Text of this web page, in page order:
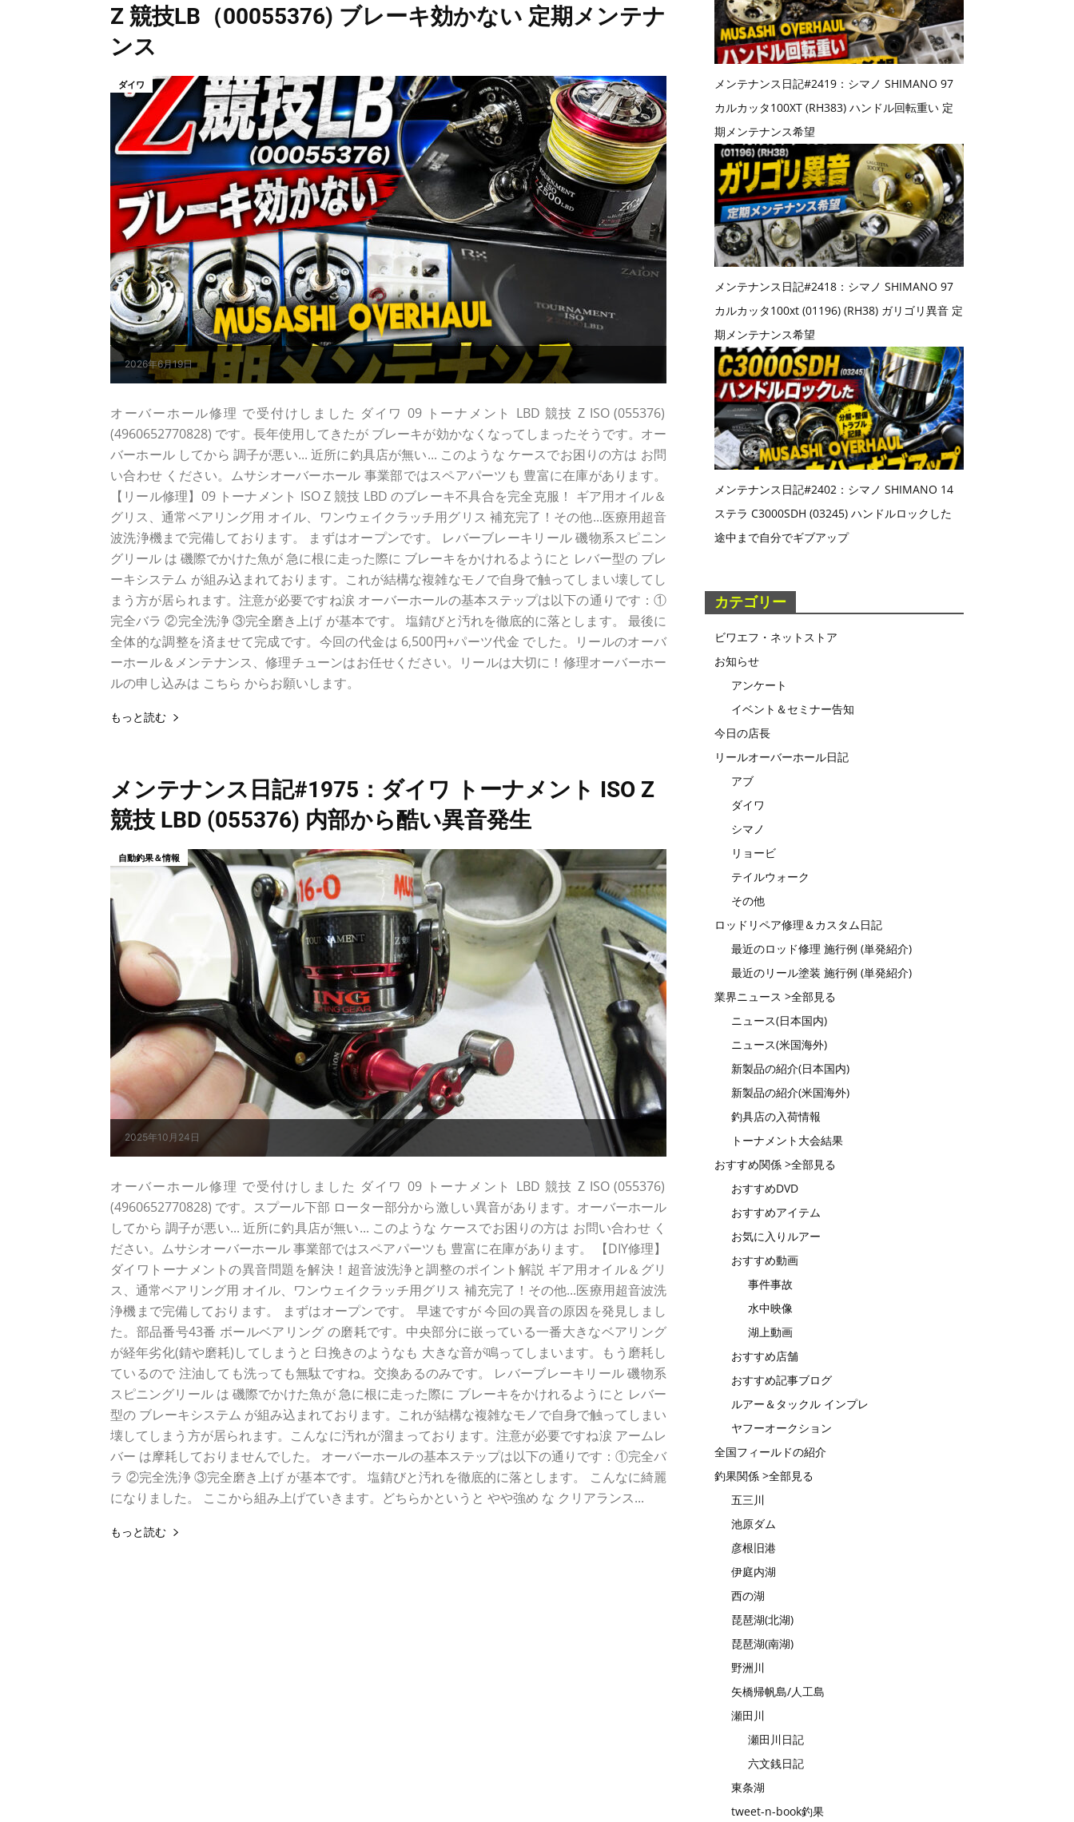
Z 競技LB（00055376) ブレーキ効かない 定期メンテナ
ンス
2026年6月19日
ダイワ
オーバーホール修理 で受付けしました ダイワ 09 トーナメント LBD 競技 Z ISO (055376)
(4960652770828) です。長年使用してきたが ブレーキが効かなくなってしまったそうです。オー
バーホール してから 調子が悪い... 近所に釣具店が無い... このような ケースでお困りの方は お問
い合わせ ください。ムサシオーバーホール 事業部ではスペアパーツも 豊富に在庫があります。
【リール修理】09 トーナメント ISO Z 競技 LBD のブレーキ不具合を完全克服！ ギア用オイル＆
グリス、通常ベアリング用 オイル、ワンウェイクラッチ用グリス 補充完了！その他...医療用超音
波洗浄機まで完備しております。 まずはオープンです。 レバーブレーキリール 磯物系スピニン
グリール は 磯際でかけた魚が 急に根に走った際に ブレーキをかけれるようにと レバー型の ブレ
ーキシステム が組み込まれております。これが結構な複雑なモノで自身で触ってしまい壊してし
まう方が居られます。注意が必要ですね涙 オーバーホールの基本ステップは以下の通りです：①
完全バラ ②完全洗浄 ③完全磨き上げ が基本です。 塩錆びと汚れを徹底的に落とします。 最後に
全体的な調整を済ませて完成です。今回の代金は 6,500円+パーツ代金 でした。リールのオーバ
ーホール＆メンテナンス、修理チューンはお任せください。リールは大切に！修理オーバーホー
ルの申し込みは こちら からお願いします。
もっと読む
メンテナンス日記#1975：ダイワ トーナメント ISO Z
競技 LBD (055376) 内部から酷い異音発生
2025年10月24日
自動釣果＆情報
オーバーホール修理 で受付けしました ダイワ 09 トーナメント LBD 競技 Z ISO (055376)
(4960652770828) です。スプール下部 ローター部分から激しい異音があります。オーバーホール
してから 調子が悪い... 近所に釣具店が無い... このような ケースでお困りの方は お問い合わせ く
ださい。ムサシオーバーホール 事業部ではスペアパーツも 豊富に在庫があります。 【DIY修理】
ダイワトーナメントの異音問題を解決！超音波洗浄と調整のポイント解説 ギア用オイル＆グリ
ス、通常ベアリング用 オイル、ワンウェイクラッチ用グリス 補充完了！その他...医療用超音波洗
浄機まで完備しております。 まずはオープンです。 早速ですが 今回の異音の原因を発見しまし
た。部品番号43番 ボールベアリング の磨耗です。中央部分に嵌っている一番大きなベアリング
が経年劣化(錆や磨耗)してしまうと 臼挽きのようなも 大きな音が鳴ってしまいます。もう磨耗し
ているので 注油しても洗っても無駄ですね。交換あるのみです。 レバーブレーキリール 磯物系
スピニングリール は 磯際でかけた魚が 急に根に走った際に ブレーキをかけれるようにと レバー
型の ブレーキシステム が組み込まれております。これが結構な複雑なモノで自身で触ってしまい
壊してしまう方が居られます。こんなに汚れが溜まっております。注意が必要ですね涙 アームレ
バー は摩耗しておりませんでした。 オーバーホールの基本ステップは以下の通りです：①完全バ
ラ ②完全洗浄 ③完全磨き上げ が基本です。 塩錆びと汚れを徹底的に落とします。 こんなに綺麗
になりました。 ここから組み上げていきます。どちらかというと やや強め な クリアランス...
もっと読む
メンテナンス日記#2419：シマノ SHIMANO 97
カルカッタ100XT (RH383) ハンドル回転重い 定
期メンテナンス希望
メンテナンス日記#2418：シマノ SHIMANO 97
カルカッタ100xt (01196) (RH38) ガリゴリ異音 定
期メンテナンス希望
メンテナンス日記#2402：シマノ SHIMANO 14
ステラ C3000SDH (03245) ハンドルロックした
途中まで自分でギブアップ
カテゴリー
ビワエフ・ネットストア
お知らせ
アンケート
イベント＆セミナー告知
今日の店長
リールオーバーホール日記
アブ
ダイワ
シマノ
リョービ
テイルウォーク
その他
ロッドリペア修理＆カスタム日記
最近のロッド修理 施行例 (単発紹介)
最近のリール塗装 施行例 (単発紹介)
業界ニュース >全部見る
ニュース(日本国内)
ニュース(米国海外)
新製品の紹介(日本国内)
新製品の紹介(米国海外)
釣具店の入荷情報
トーナメント大会結果
おすすめ関係 >全部見る
おすすめDVD
おすすめアイテム
お気に入りルアー
おすすめ動画
事件事故
水中映像
湖上動画
おすすめ店舗
おすすめ記事ブログ
ルアー＆タックル インプレ
ヤフーオークション
全国フィールドの紹介
釣果関係 >全部見る
五三川
池原ダム
彦根旧港
伊庭内湖
西の湖
琵琶湖(北湖)
琵琶湖(南湖)
野洲川
矢橋帰帆島/人工島
瀬田川
瀬田川日記
六文銭日記
東条湖
tweet-n-book釣果